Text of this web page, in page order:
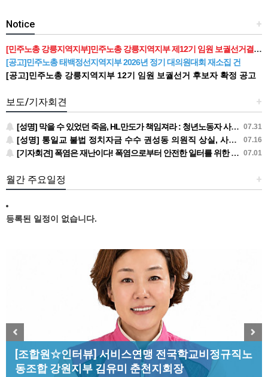
+
Notice
[민주노총 강릉지역지부]민주노총 강릉지역지부 제12기 임원 보궐선거결과 공고
[공고]민주노총 태백정선지역지부 2026년 정기 대의원대회 재소집 건
[공고]민주노총 강릉지역지부 12기 임원 보궐선거 후보자 확정 공고
+
보도/기자회견
07.31
[성명] 막을 수 있었던 죽음, HL만도가 책임져라 : 청년노동자 사망사고의 철저한 진상규명과 재발방지 대책 마련하라
07.16
[성명] 통일교 불법 정치자금 수수 권성동 의원직 상실, 사필귀정이다
07.01
[기자회견] 폭염은 재난이다! 폭염으로부터 안전한 일터를 위한 민주노총 강원지역본부 폭염감시단 선포 기자회견
+
월간 주요일정
등록된 일정이 없습니다.
[성명] 막을 수 있었던 죽음, HL만도가 책임져라 :
청년노동자 사망사고의 철저한 진상규…
[조합원☆인터뷰] 서비스연맹 전국학교비정규직노
동조합 강원지부 김유미 춘천지회장
[산별소식] 건설산업연맹 플랜트건설노조 강원충
북지부
[강릉,속초,원주,춘천] 폭염감시단 사업 이모저모
Previous